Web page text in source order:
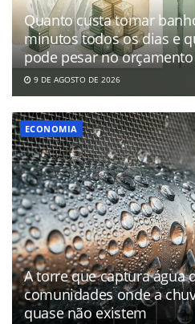
Quanto custa tomar
minutos todos os dias e
pode pesar no
9 DE AGOSTO DE 2026
ECONOMIA
A torre que captura água
comunidades onde a
quase não existem